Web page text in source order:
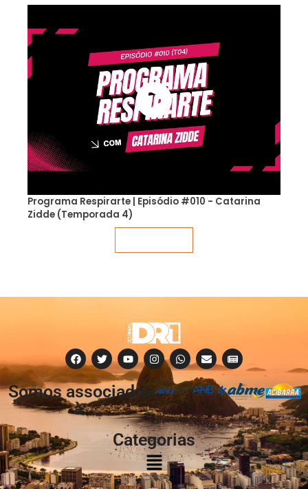
Programa Respirarte | Episódio #010 - Catarina
Zidde (Temporada 4)
Somos associados
à:
Categorias